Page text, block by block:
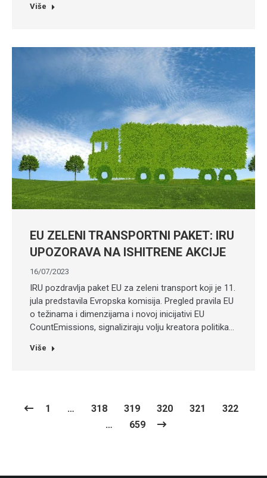
Više
EU ZELENI TRANSPORTNI PAKET: IRU
UPOZORAVA NA ISHITRENE AKCIJE
16/07/2023
IRU pozdravlja paket EU za zeleni transport koji je 11.
jula predstavila Evropska komisija. Pregled pravila EU
o težinama i dimenzijama i novoj inicijativi EU
CountEmissions, signaliziraju volju kreatora politika…
Više
1 … 318 319 320 321
322
…
659